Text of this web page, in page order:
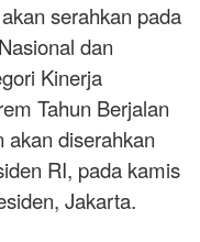
serahkan pada
dan
Kinerja
Tahun Berjalan
akan diserahkan
RI, pada kamis
Jakarta.